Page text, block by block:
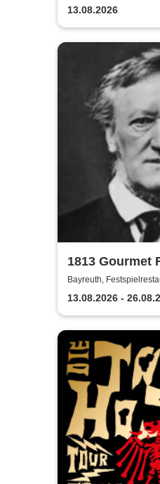
13.08.2026
1813 Gourmet
2026
Bayreuth,
Festspiele
13.08.2026 -